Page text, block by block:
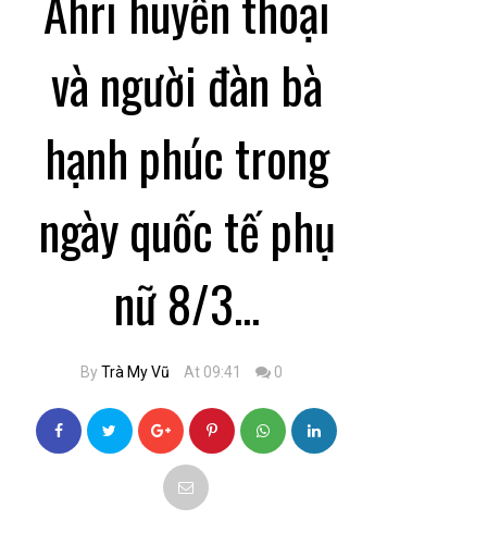
và người đàn bà
hạnh phúc trong
ngày quốc tế phụ
nữ 8/3...
ByTrà My Vũ At 09:41 0